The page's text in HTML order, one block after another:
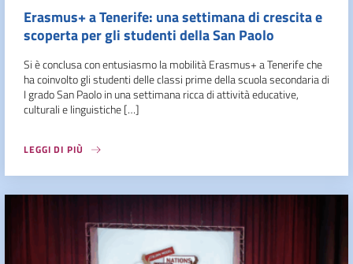
Erasmus+ a Tenerife: una settimana di crescita e
scoperta per gli studenti della San Paolo
Si è conclusa con entusiasmo la mobilità Erasmus+ a Tenerife che
ha coinvolto gli studenti delle classi prime della scuola secondaria di
I grado San Paolo in una settimana ricca di attività educative,
culturali e linguistiche […]
LEGGI DI PIÙ